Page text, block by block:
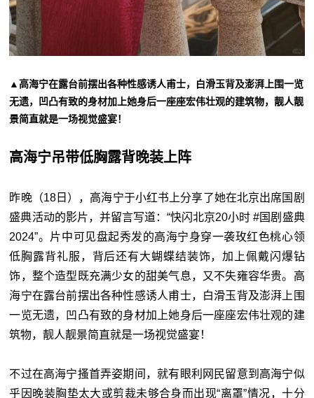
▲高海宁在露台前摆出各种性感诱人甫士，白滑玉背及澎湃上围一览
无遗，凹凸有致的身材加上她身后一座座宏伟壮观的建筑物，靓人靓
景简直就是一场视觉盛宴！
高海宁吊带低胸露背晚装上阵
昨晚（18日），高海宁于小红书上分享了她在北京出席国剧
盛典活动的影片，并留言写道：“快闪北京20小时 #国剧盛典
2024”。片中可见盘起秀发的高海宁身穿一袭玫红色桃心领
低胸露背礼服，背后还有大蝴蝶结装饰，加上佩戴闪爆钻
饰，整个造型既充满少女的甜美气息，又不失雍容华贵。高
海宁在露台前摆出各种性感诱人甫士，白滑玉背及澎湃上围
一览无遗，凹凸有致的身材加上她身后一座座宏伟壮观的建
筑物，靓人靓景简直就是一场视觉盛宴！
不过在高海宁搔首弄姿期间，就有眼利网民留意到高海宁似
乎因晚装胸垫太大或剪裁未够合身而出现“离罩”情况，十分